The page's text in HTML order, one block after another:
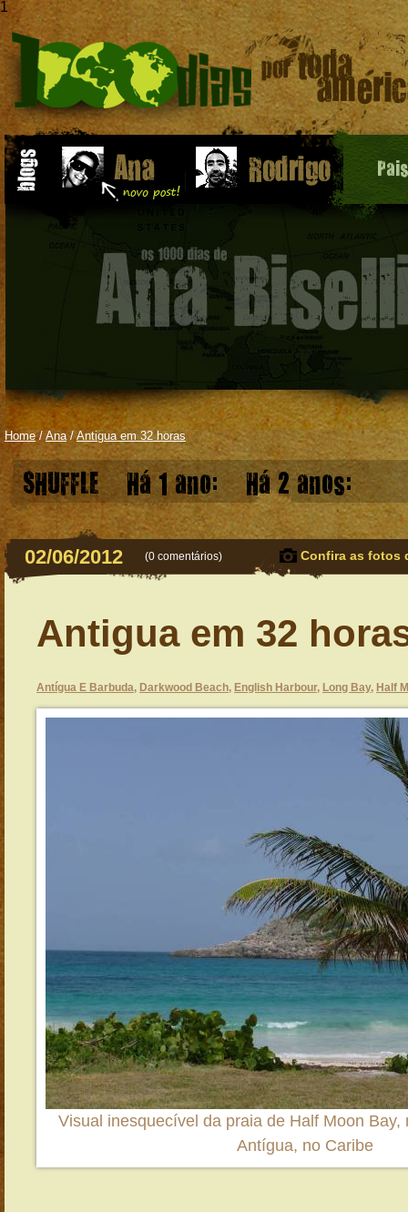
1
Home/ Ana/Antigua em 32 horas
SHUFFLE Há 1 ano: Há 2 anos:
02/06/2012 (0 comentários) Confira as fotos
Antigua em 32
Antígua E Barbuda, Darkwood Beach, English Harbour, Long Bay, Half
Visual inesquecível da praia de Half Moon Bay,
Antígua, no Caribe